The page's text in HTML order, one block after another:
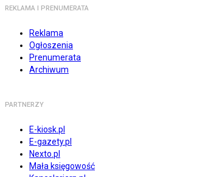
REKLAMA I PRENUMERATA
Reklama
Ogłoszenia
Prenumerata
Archiwum
PARTNERZY
E-kiosk.pl
E-gazety.pl
Nexto.pl
Mała księgowość